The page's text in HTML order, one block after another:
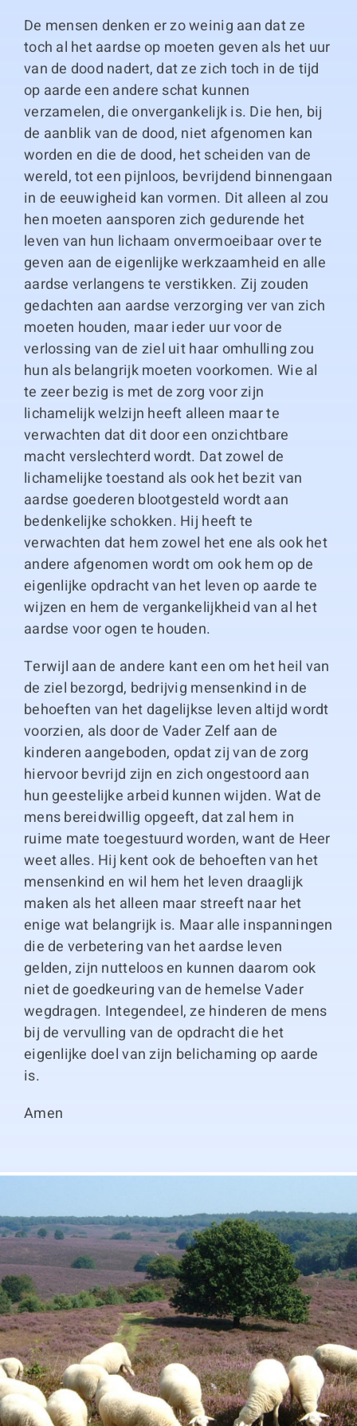
De mensen denken er zo weinig aan dat ze
toch al het aardse op moeten geven als het uur
van de dood nadert, dat ze zich toch in de tijd
op aarde een andere schat kunnen
verzamelen, die onvergankelijk is. Die hen, bij
de aanblik van de dood, niet afgenomen kan
worden en die de dood, het scheiden van de
wereld, tot een pijnloos, bevrijdend binnengaan
in de eeuwigheid kan vormen. Dit alleen al zou
hen moeten aansporen zich gedurende het
leven van hun lichaam onvermoeibaar over te
geven aan de eigenlijke werkzaamheid en alle
aardse verlangens te verstikken. Zij zouden
gedachten aan aardse verzorging ver van zich
moeten houden, maar ieder uur voor de
verlossing van de ziel uit haar omhulling zou
hun als belangrijk moeten voorkomen. Wie al
te zeer bezig is met de zorg voor zijn
lichamelijk welzijn heeft alleen maar te
verwachten dat dit door een onzichtbare
macht verslechterd wordt. Dat zowel de
lichamelijke toestand als ook het bezit van
aardse goederen blootgesteld wordt aan
bedenkelijke schokken. Hij heeft te
verwachten dat hem zowel het ene als ook het
andere afgenomen wordt om ook hem op de
eigenlijke opdracht van het leven op aarde te
wijzen en hem de vergankelijkheid van al het
aardse voor ogen te houden.
Terwijl aan de andere kant een om het heil van
de ziel bezorgd, bedrijvig mensenkind in de
behoeften van het dagelijkse leven altijd wordt
voorzien, als door de Vader Zelf aan de
kinderen aangeboden, opdat zij van de zorg
hiervoor bevrijd zijn en zich ongestoord aan
hun geestelijke arbeid kunnen wijden. Wat de
mens bereidwillig opgeeft, dat zal hem in
ruime mate toegestuurd worden, want de Heer
weet alles. Hij kent ook de behoeften van het
mensenkind en wil hem het leven draaglijk
maken als het alleen maar streeft naar het
enige wat belangrijk is. Maar alle inspanningen
die de verbetering van het aardse leven
gelden, zijn nutteloos en kunnen daarom ook
niet de goedkeuring van de hemelse Vader
wegdragen. Integendeel, ze hinderen de mens
bij de vervulling van de opdracht die het
eigenlijke doel van zijn belichaming op aarde
is.
Amen